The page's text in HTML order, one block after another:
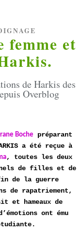
femme et
de Harkis des
Overblog
Boche préparant
a été reçue à
, toutes les deux
de filles et de
fin de la guerre
de rapatriement,
et hameaux de
ont ému